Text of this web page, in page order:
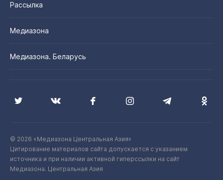
Рассылка
Медиазона
Медиазона. Беларусь
© 2026 «Медиазона Центральная Азия»
Цитирование материалов сайта допускается с указанием
источника и при наличии активной гиперссылки на сайт
Медиазона. Центральная Азия